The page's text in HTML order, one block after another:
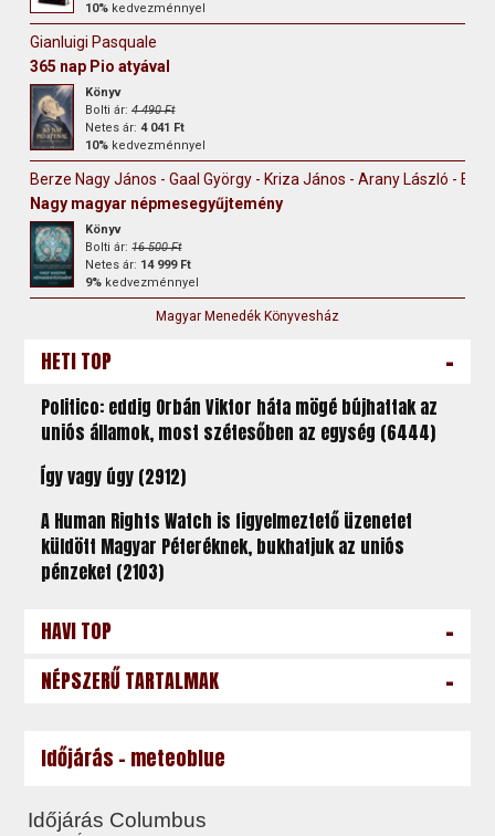
10% kedvezménnyel
Gianluigi Pasquale
365 nap Pio atyával
Könyv
Bolti ár:4 490 Ft
Netes ár:4 041 Ft
10% kedvezménnyel
Berze Nagy János - Gaal György - Kriza János - Arany László -
Nagy magyar népmesegyűjtemény
Könyv
Bolti ár:16 500 Ft
Netes ár: 14 999 Ft
9% kedvezménnyel
Magyar Menedék Könyvesház
HETI TOP -
Politico: eddig Orbán Viktor háta mögé bújhattak az
uniós államok, most szétesőben az egység (6444)
Így vagy úgy (2912)
A Human Rights Watch is figyelmeztető üzenetet
küldött Magyar Péteréknek, bukhatjuk az uniós
pénzeket (2103)
HAVI TOP -
NÉPSZERŰ TARTALMAK -
Időjárás - meteoblue